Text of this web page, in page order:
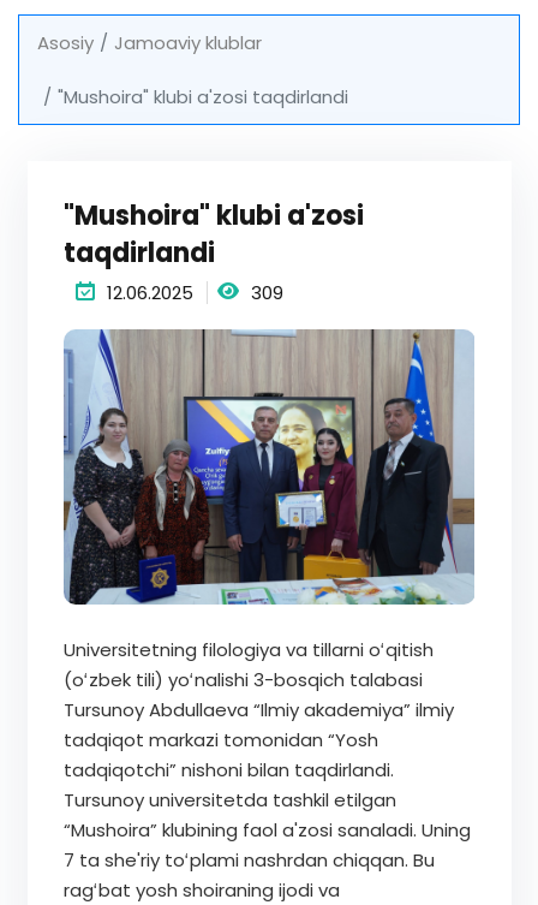
Asosiy Jamoaviy klublar
"Mushoira" klubi a'zosi taqdirlandi
"Mushoira" klubi a'zosi
taqdirlandi
12.06.2025 309
Universitetning filologiya va tillarni oʻqitish
(oʻzbek tili) yoʻnalishi 3-bosqich talabasi
Tursunoy Abdullaeva “Ilmiy akademiya” ilmiy
tadqiqot markazi tomonidan “Yosh
tadqiqotchi” nishoni bilan taqdirlandi.
Tursunoy universitetda tashkil etilgan
“Mushoira” klubining faol a'zosi sanaladi. Uning
7 ta she'riy toʻplami nashrdan chiqqan. Bu
ragʻbat yosh shoiraning ijodi va